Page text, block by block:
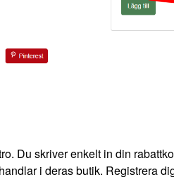
Du skriver enkelt in din
i deras butik. Registrera